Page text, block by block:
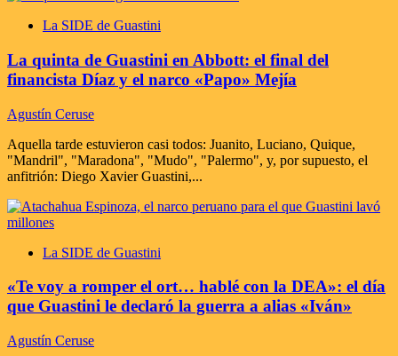
La SIDE de Guastini
La quinta de Guastini en Abbott: el final del
financista Díaz y el narco «Papo» Mejía
Agustín Ceruse
Aquella tarde estuvieron casi todos: Juanito, Luciano, Quique,
"Mandril", "Maradona", "Mudo", "Palermo", y, por supuesto, el
anfitrión: Diego Xavier Guastini,...
La SIDE de Guastini
«Te voy a romper el ort… hablé con la DEA»: el día
que Guastini le declaró la guerra a alias «Iván»
Agustín Ceruse